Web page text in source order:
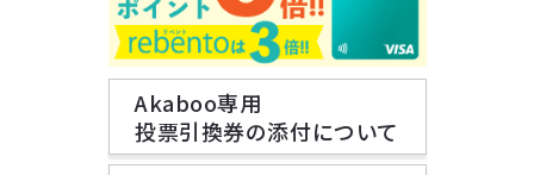
Akaboo専用
投票引換券の添付について